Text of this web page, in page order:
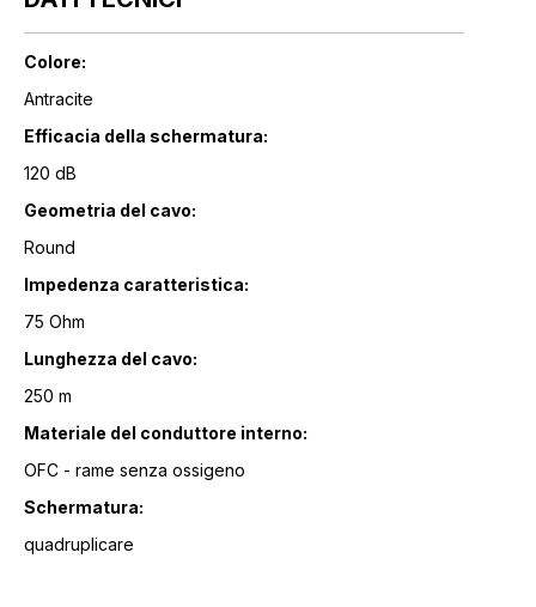
Colore:
Antracite
Efficacia della schermatura:
120 dB
Geometria del cavo:
Round
Impedenza caratteristica:
75 Ohm
Lunghezza del cavo:
250 m
Materiale del conduttore interno:
OFC - rame senza ossigeno
Schermatura:
quadruplicare